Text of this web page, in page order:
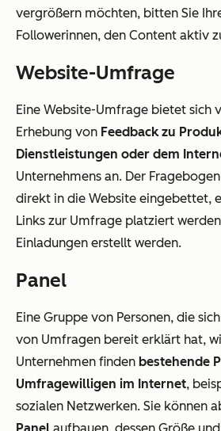
vergrößern möchten, bitten Sie
Followerinnen, den Content aktiv
Website-Umfrage
Eine Website-Umfrage bietet sich
Erhebung von Feedback zu
Dienstleistungen oder dem
Unternehmens an. Der
direkt in die Website eingebettet,
Links zur Umfrage platziert
Einladungen erstellt werden.
Panel
Eine Gruppe von Personen, die
von Umfragen bereit erklärt hat,
Unternehmen finden bestehende
Umfragewilligen im Internet,
sozialen Netzwerken. Sie können